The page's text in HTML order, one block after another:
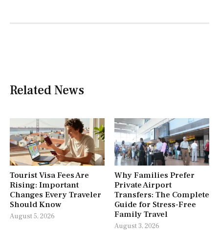
Related News
Tourist Visa Fees Are
Rising: Important
Changes Every Traveler
Should Know
August 5, 2026
Why Families Prefer
Private Airport
Transfers: The Complete
Guide for Stress-Free
Family Travel
August 3, 2026